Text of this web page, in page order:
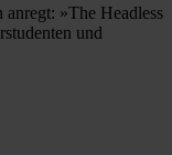
»The Headless
und